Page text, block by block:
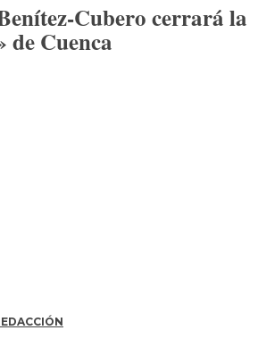
Cubero cerrará la
de Cuenca